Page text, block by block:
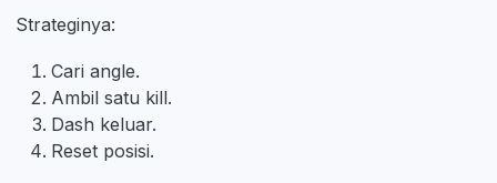
Strateginya:
Cari angle.
Ambil satu kill.
Dash keluar.
Reset posisi.